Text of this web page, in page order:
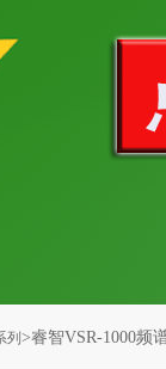
列 >睿智VSR-1000频